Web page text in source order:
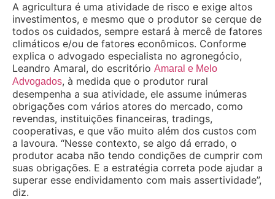
A agricultura é uma atividade de risco e exige altos
investimentos, e mesmo que o produtor se cerque de
todos os cuidados, sempre estará à mercê de fatores
climáticos e/ou de fatores econômicos. Conforme
explica o advogado especialista no agronegócio,
Leandro Amaral, do escritório Amaral e Melo
Advogados, à medida que o produtor rural
desempenha a sua atividade, ele assume inúmeras
obrigações com vários atores do mercado, como
revendas, instituições financeiras, tradings,
cooperativas, e que vão muito além dos custos com
a lavoura. “Nesse contexto, se algo dá errado, o
produtor acaba não tendo condições de cumprir com
suas obrigações. E a estratégia correta pode ajudar a
superar esse endividamento com mais assertividade”,
diz.